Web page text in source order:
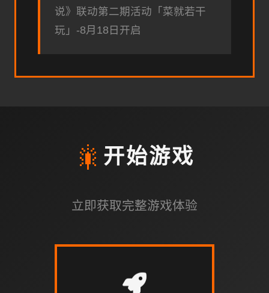
说》联动第二期活动「菜就若干
玩」-8月18日开启
🎇 开始游戏
立即获取完整游戏体验